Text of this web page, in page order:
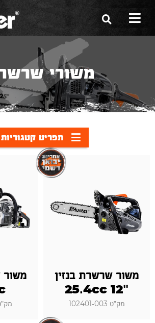
הכלים שלנו
תערוכות
צור קשר
משורי
תפריט קטגוריות
משור שרשרת בנזין
"12 25.4cc
מק"ט 102401-003 מק"ט